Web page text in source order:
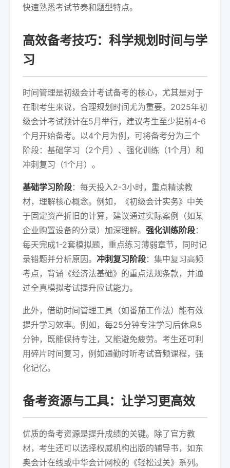
快速熟悉考试节奏和题型特点。
高效备考技巧：科学规划时间与学
习
时间管理是初级会计考试备考的核心，尤其是对于
在职考生来说，合理规划时间尤为重要。2025年初
级会计考试预计在5月举行，建议考生至少提前4-6
个月开始备考。以4个月为例，可将备考分为三个
阶段：基础学习（2个月）、强化训练（1个月）和
冲刺复习（1个月）。
基础学习阶段：每天投入2-3小时，重点精读教
材，理解核心概念。例如，《初级会计实务》中关
于固定资产折旧的计算，建议通过实际案例（如某
企业购置设备的分录）加深理解。 强化训练阶段：
每天完成1-2套模拟题，重点练习薄弱章节，同时记
录错题并分析原因。 冲刺复习阶段：集中复习高频
考点，背诵《经济法基础》的重点法规条款，并通
过全真模拟考试提升应试能力。
此外，借助时间管理工具（如番茄工作法）能有效
提升学习效率。例如，每25分钟专注学习后休息5
分钟，既能保持专注，又能避免疲劳。考生还可利
用碎片时间复习，例如通勤时听考试音频课程，强
化记忆。
备考资源与工具：让学习更高效
优质的备考资源是提升成绩的关键。除了官方教
材，考生还可以选择权威机构出版的辅导书，如东
奥会计在线或中华会计网校的《轻松过关》系列。